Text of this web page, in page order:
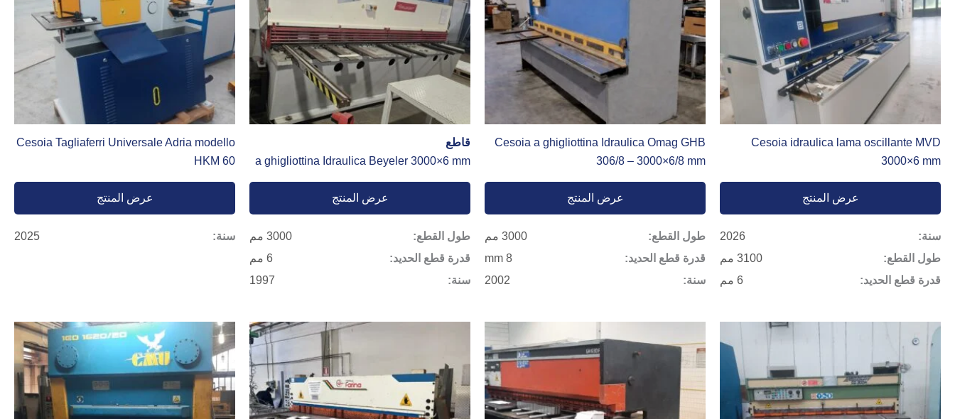
Cesoia idraulica lama oscillante MVD
3000×6 mm
عرض المنتج
سنة:
2026
طول القطع:
3100 مم
قدرة قطع الحديد:
6 مم
Cesoia a ghigliottina Idraulica Omag GHB
306/8 – 3000×6/8 mm
عرض المنتج
طول القطع:
3000 مم
قدرة قطع الحديد:
8 mm
سنة:
2002
قاطع
a ghigliottina Idraulica Beyeler 3000×6 mm
عرض المنتج
طول القطع:
3000 مم
قدرة قطع الحديد:
6 مم
سنة:
1997
Cesoia Tagliaferri Universale Adria modello
HKM 60
عرض المنتج
سنة: 2025